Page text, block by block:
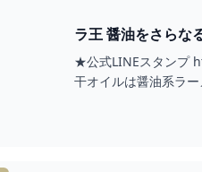
ラ王 醤油をさらな
★公式LINEスタンプ
干オイルは醤油系ラ